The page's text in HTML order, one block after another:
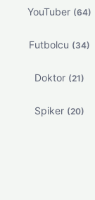
YouTuber (64)
Futbolcu (34)
Doktor (21)
Spiker (20)